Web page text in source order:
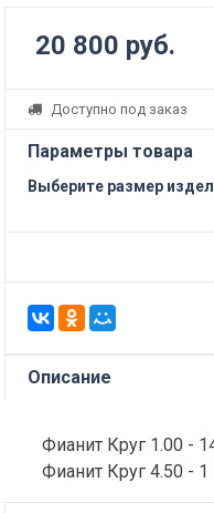
20 800 руб.
Доступно под заказ
Параметры товара
Выберите размер
Описание
Фианит Круг 1.00 -
Фианит Круг 4.50 - 1